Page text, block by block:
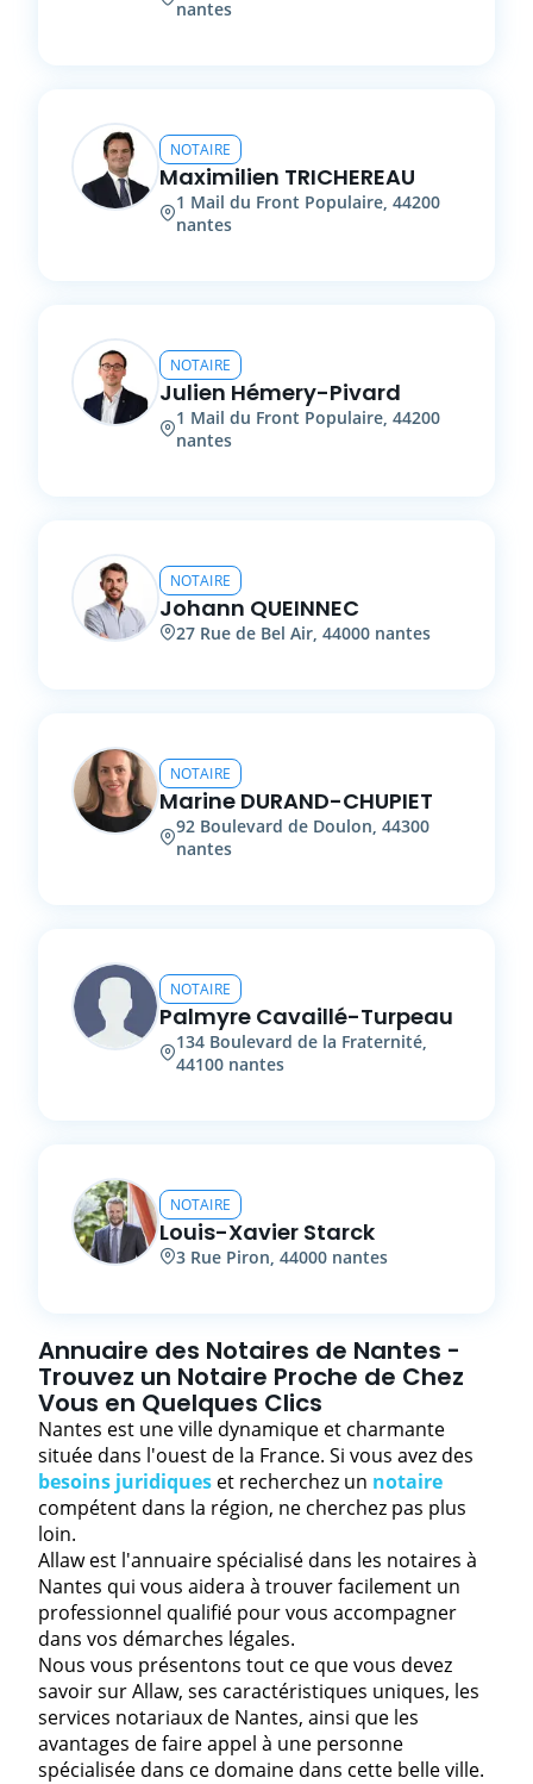
nantes
NOTAIRE
Maximilien TRICHEREAU
1 Mail du Front Populaire, 44200
nantes
NOTAIRE
Julien Hémery-Pivard
1 Mail du Front Populaire, 44200
nantes
NOTAIRE
Johann QUEINNEC
27 Rue de Bel Air, 44000 nantes
NOTAIRE
Marine DURAND-CHUPIET
92 Boulevard de Doulon, 44300
nantes
NOTAIRE
Palmyre Cavaillé-Turpeau
134 Boulevard de la Fraternité,
44100 nantes
NOTAIRE
Louis-Xavier Starck
3 Rue Piron, 44000 nantes
Annuaire des Notaires de Nantes -
Trouvez un Notaire Proche de Chez
Vous en Quelques Clics
Nantes est une ville dynamique et charmante
située dans l'ouest de la France. Si vous avez des
besoins juridiques et recherchez un notaire
compétent dans la région, ne cherchez pas plus
loin.
Allaw est l'annuaire spécialisé dans les notaires à
Nantes qui vous aidera à trouver facilement un
professionnel qualifié pour vous accompagner
dans vos démarches légales.
Nous vous présentons tout ce que vous devez
savoir sur Allaw, ses caractéristiques uniques, les
services notariaux de Nantes, ainsi que les
avantages de faire appel à une personne
spécialisée dans ce domaine dans cette belle ville.